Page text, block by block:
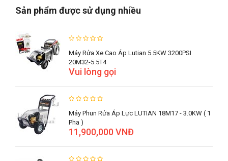
Sản phẩm được sử dụng nhiều
Máy Rửa Xe Cao Áp Lutian 5.5KW 3200PSI
20M32-5.5T4
Vui lòng gọi
Máy Phun Rửa Áp Lực LUTIAN 18M17 - 3.0KW ( 1
Pha )
11,900,000 VNĐ